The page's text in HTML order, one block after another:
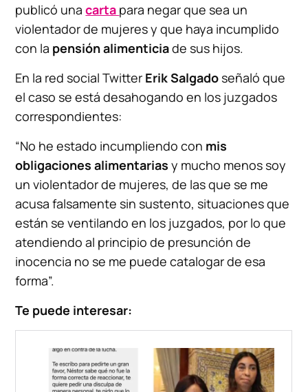
publicó unacarta para negar que sea un
violentador de mujeres y que haya incumplido
con la pensión alimenticiade sus hijos.
En la red social Twitter Erik Salgadoseñaló que
el caso se está desahogando en los juzgados
correspondientes:
“No he estado incumpliendo con mis
obligaciones alimentarias y mucho menos soy
un violentador de mujeres, de las que se me
acusa falsamente sin sustento, situaciones que
están se ventilando en los juzgados, por lo que
atendiendo al principio de presunción de
inocencia no se me puede catalogar de esa
forma”.
Te puede interesar: